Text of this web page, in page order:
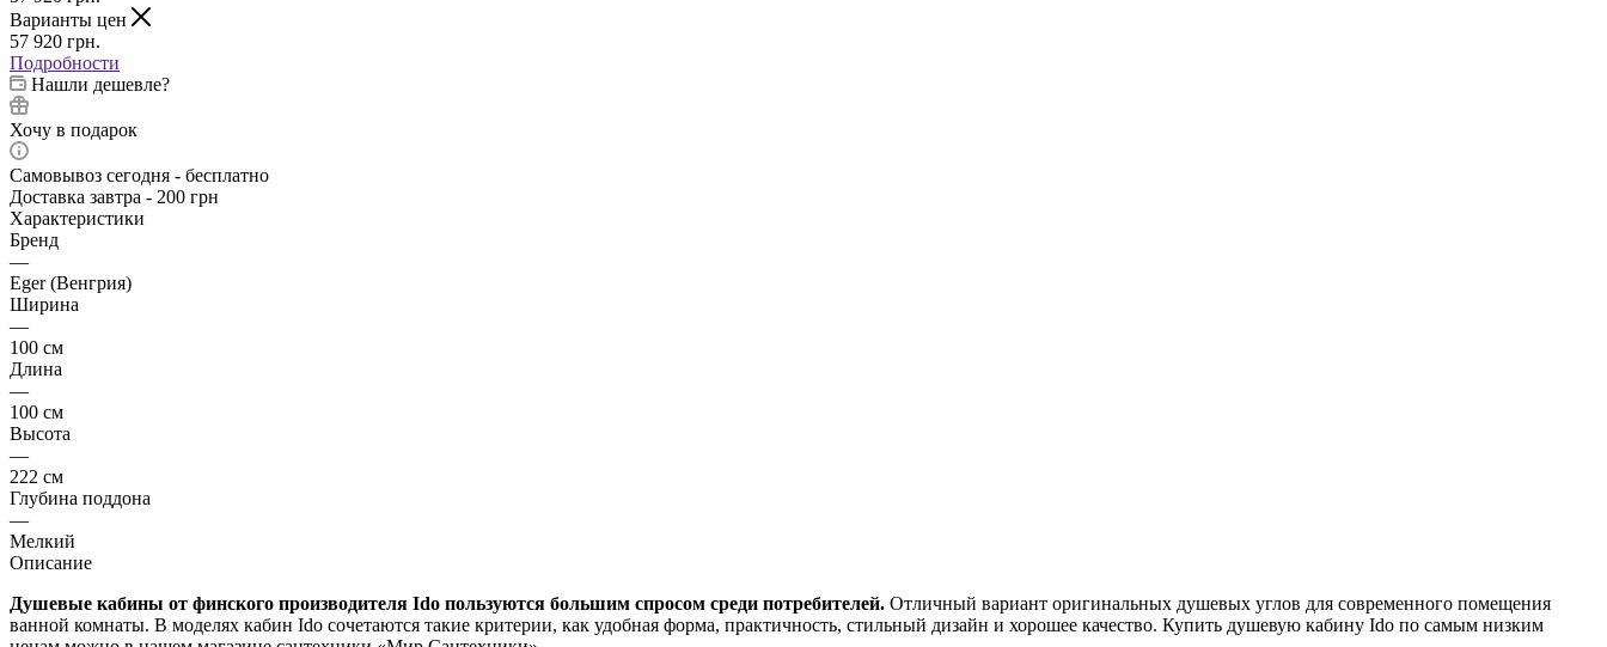
Варианты цен
57 920 грн.
Подробности
Нашли дешевле?
Хочу в подарок
Самовывоз сегодня - бесплатно
Доставка завтра - 200 грн
Характеристики
Бренд
—
Eger (Венгрия)
Ширина
—
100 см
Длина
—
100 см
Высота
—
222 см
Глубина поддона
—
Мелкий
Описание
Душевые кабины от финского производителя Ido пользуются большим спросом среди потребителей. Отличный вариант оригинальных душевых углов для современного помещения
ванной комнаты. В моделях кабин Ido сочетаются такие критерии, как удобная форма, практичность, стильный дизайн и хорошее качество. Купить душевую кабину Ido по самым низким